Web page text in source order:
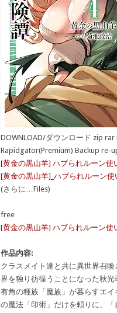
DOWNLOAD/ダウンロード zip rar
Rapidgator(Premium) Backup re-
[黄金の黒山羊] ハブられルーン使
[黄金の黒山羊]_ハブられルーン
(さらに…Files)
free
[黄金の黒山羊] ハブられルーン使
作品内容:
クラスメイト達と共に異世界召
界を独り彷徨うことになった秋光
有角の種族「魔族」が暮らすエ
の魔法「印術」だけを頼りに、「